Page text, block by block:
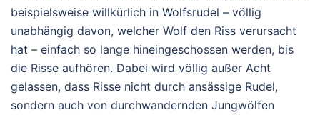
beispielsweise willkürlich in Wolfsrudel – völlig
unabhängig davon, welcher Wolf den Riss verursacht
hat – einfach so lange hineingeschossen werden, bis
die Risse aufhören. Dabei wird völlig außer Acht
gelassen, dass Risse nicht durch ansässige Rudel,
sondern auch von durchwandernden Jungwölfen